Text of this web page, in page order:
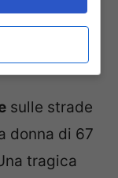
sulle strade
donna di 67
tragica